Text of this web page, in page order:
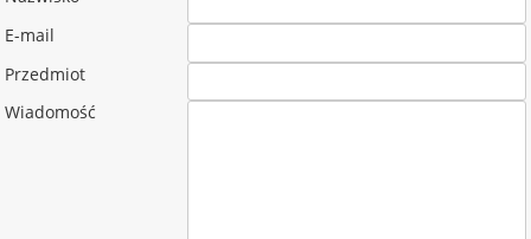
E-mail
Przedmiot
Wiadomość